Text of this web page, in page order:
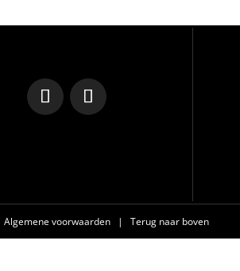
Algemene voorwaarden | Terug naar boven